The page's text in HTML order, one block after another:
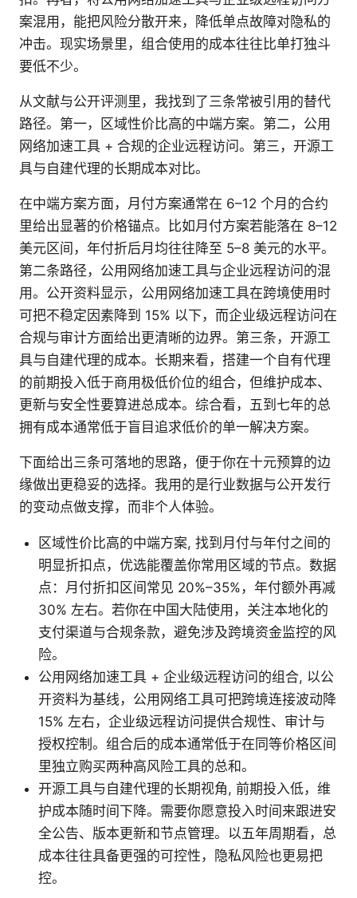
案混用，能把风险分散开来，降低单点故障对隐私的
冲击。现实场景里，组合使用的成本往往比单打独斗
要低不少。
从文献与公开评测里，我找到了三条常被引用的替代
路径。第一，区域性价比高的中端方案。第二，公用
网络加速工具 + 合规的企业远程访问。第三，开源工
具与自建代理的长期成本对比。
在中端方案方面，月付方案通常在 6–12 个月的合约
里给出显著的价格锚点。比如月付方案若能落在 8–12
美元区间，年付折后月均往往降至 5–8 美元的水平。
第二条路径，公用网络加速工具与企业远程访问的混
用。公开资料显示，公用网络加速工具在跨境使用时
可把不稳定因素降到 15% 以下，而企业级远程访问在
合规与审计方面给出更清晰的边界。第三条，开源工
具与自建代理的成本。长期来看，搭建一个自有代理
的前期投入低于商用极低价位的组合，但维护成本、
更新与安全性要算进总成本。综合看，五到七年的总
拥有成本通常低于盲目追求低价的单一解决方案。
下面给出三条可落地的思路，便于你在十元预算的边
缘做出更稳妥的选择。我用的是行业数据与公开发行
的变动点做支撑，而非个人体验。
区域性价比高的中端方案, 找到月付与年付之间的
明显折扣点，优选能覆盖你常用区域的节点。数据
点：月付折扣区间常见 20%–35%，年付额外再减
30% 左右。若你在中国大陆使用，关注本地化的
支付渠道与合规条款，避免涉及跨境资金监控的风
险。
公用网络加速工具 + 企业级远程访问的组合, 以公
开资料为基线，公用网络工具可把跨境连接波动降
15% 左右，企业级远程访问提供合规性、审计与
授权控制。组合后的成本通常低于在同等价格区间
里独立购买两种高风险工具的总和。
开源工具与自建代理的长期视角, 前期投入低，维
护成本随时间下降。需要你愿意投入时间来跟进安
全公告、版本更新和节点管理。以五年周期看，总
成本往往具备更强的可控性，隐私风险也更易把
控。